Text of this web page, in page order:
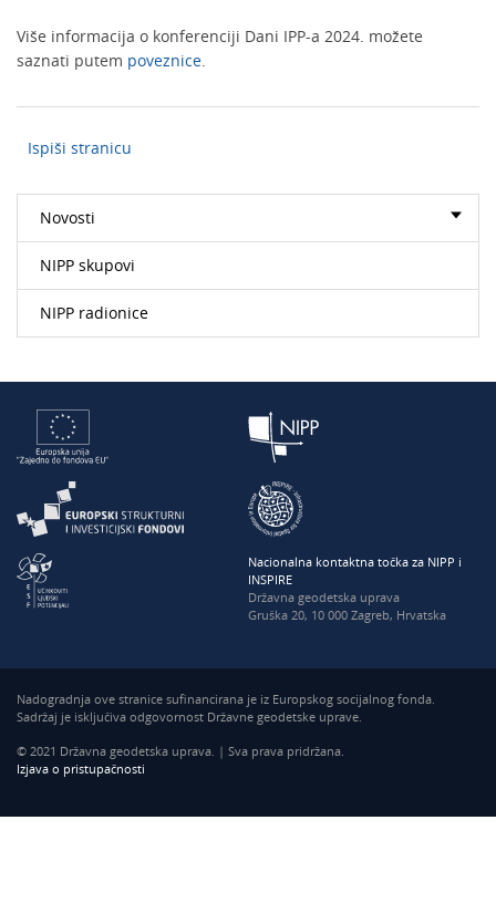
Više informacija o konferenciji Dani IPP-a 2024. možete
saznati putem poveznice.
Ispiši stranicu
Novosti
NIPP skupovi
NIPP radionice
Nacionalna kontaktna točka za NIPP i
INSPIRE
Državna geodetska uprava
Gruška 20, 10 000 Zagreb, Hrvatska
Nadogradnja ove stranice sufinancirana je iz Europskog socijalnog fonda.
Sadržaj je isključiva odgovornost Državne geodetske uprave.
© 2021 Državna geodetska uprava. | Sva prava pridržana.
Izjava o pristupačnosti